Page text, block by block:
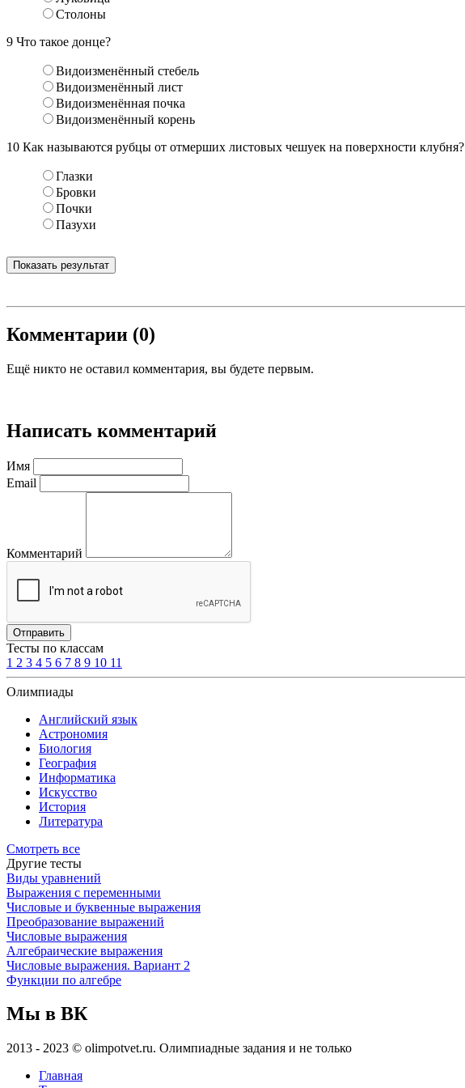
Столоны
9 Что такое донце?
Видоизменённый стебель
Видоизменённый лист
Видоизменённая почка
Видоизменённый корень
10 Как называются рубцы от отмерших листовых чешуек на поверхности клубня?
Глазки
Бровки
Почки
Пазухи
Показать результат
Комментарии (0)
Ещё никто не оставил комментария, вы будете первым.
Написать комментарий
Имя
Email
Комментарий
Отправить
Тесты по классам
1 2 3 4 5 6 7 8 9 10 11
Олимпиады
Английский язык
Астрономия
Биология
География
Информатика
Искусство
История
Литература
Смотреть все
Другие тесты
Виды уравнений
Выражения с переменными
Числовые и буквенные выражения
Преобразование выражений
Числовые выражения
Алгебраические выражения
Числовые выражения. Вариант 2
Функции по алгебре
Мы в ВК
2013 - 2023 © olimpotvet.ru. Олимпиадные задания и не только
Главная